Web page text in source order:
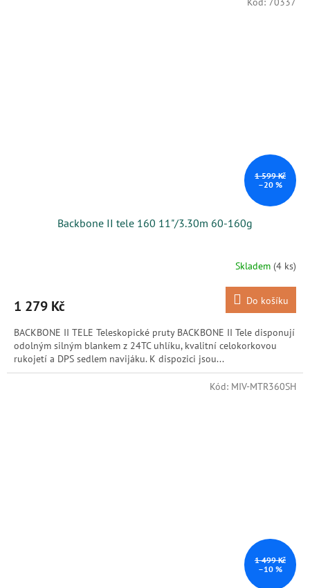
1 599 Kč
–20 %
Backbone II tele 160 11"/3.30m 60-160g
Skladem (4 ks)
1 279 Kč Do košíku
BACKBONE II TELE Teleskopické pruty BACKBONE II Tele disponují
odolným silným blankem z 24TC uhlíku, kvalitní celokorkovou
rukojetí a DPS sedlem navijáku. K dispozici jsou...
1 499 Kč
–10 %
Kód: MIV-MTR360SH